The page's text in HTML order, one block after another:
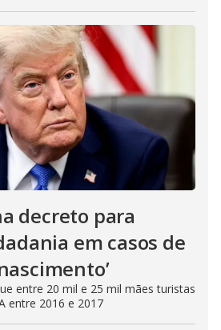
decreto para
em casos de
entre 20 mil e 25 mil mães turistas
entre 2016 e 2017